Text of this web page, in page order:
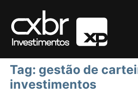
Tag: gestão de
investimentos